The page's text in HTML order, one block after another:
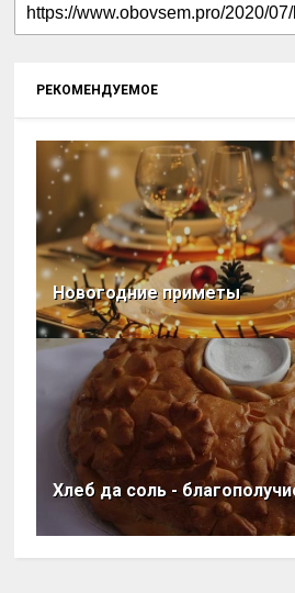
РЕКОМЕНДУЕМОЕ
Новогодние приметы
Хлеб да соль -